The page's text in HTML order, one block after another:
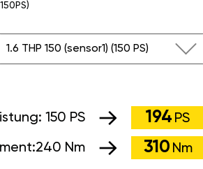
1.6 THP 150 (sensor1) (150 PS)
150 PS 194 PS
240 Nm 310 Nm